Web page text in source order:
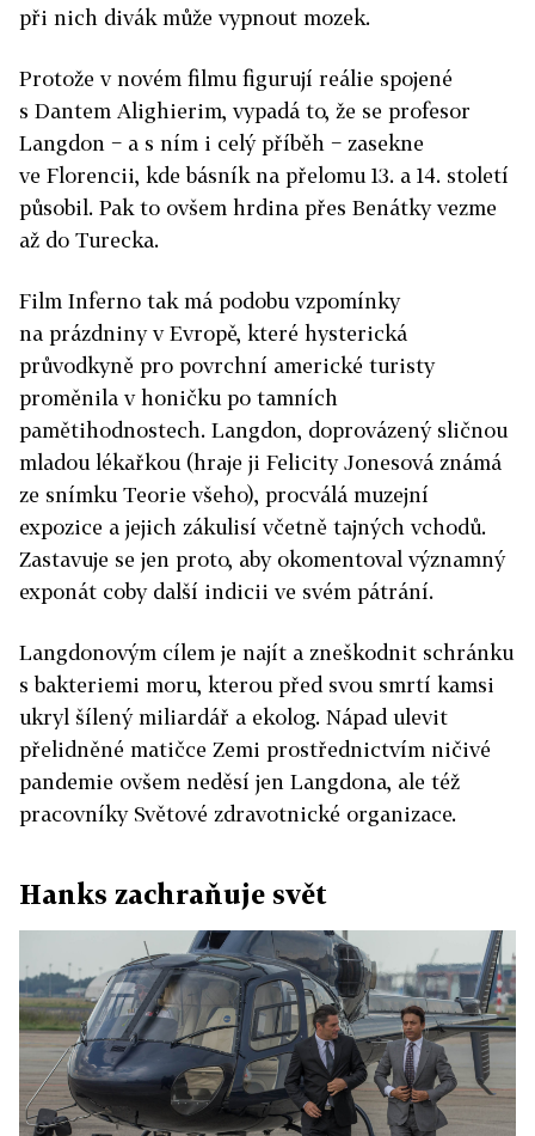
při nich divák může vypnout mozek.
Protože v novém filmu figurují reálie spojené
s Dantem Alighierim, vypadá to, že se profesor
Langdon − a s ním i celý příběh − zasekne
ve Florencii, kde básník na přelomu 13. a 14. století
působil. Pak to ovšem hrdina přes Benátky vezme
až do Turecka.
Film Inferno tak má podobu vzpomínky
na prázdniny v Evropě, které hysterická
průvodkyně pro povrchní americké turisty
proměnila v honičku po tamních
pamětihodnostech. Langdon, doprovázený sličnou
mladou lékařkou (hraje ji Felicity Jonesová známá
ze snímku Teorie všeho), procválá muzejní
expozice a jejich zákulisí včetně tajných vchodů.
Zastavuje se jen proto, aby okomentoval významný
exponát coby další indicii ve svém pátrání.
Langdonovým cílem je najít a zneškodnit schránku
s bakteriemi moru, kterou před svou smrtí kamsi
ukryl šílený miliardář a ekolog. Nápad ulevit
přelidněné matičce Zemi prostřednictvím ničivé
pandemie ovšem neděsí jen Langdona, ale též
pracovníky Světové zdravotnické organizace.
Hanks zachraňuje svět